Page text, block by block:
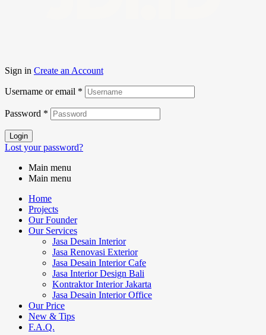
Sign in Create an Account
Username or email *
Password *
Login
Lost your password?
Main menu
Main menu
Home
Projects
Our Founder
Our Services
Jasa Desain Interior
Jasa Renovasi Exterior
Jasa Desain Interior Cafe
Jasa Interior Design Bali
Kontraktor Interior Jakarta
Jasa Desain Interior Office
Our Price
New & Tips
F.A.Q.